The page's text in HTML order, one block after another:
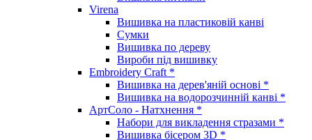
Virena
Вишивка на пластиковій канві
Сумки
Вишивка по дереву
Вироби під вишивку
Embroidery Craft *
Вишивка на дерев'яній основі *
Вишивка на водорозчинній канві *
АртСоло - Натхнення *
Набори для викладення стразами *
Вишивка бісером 3D *